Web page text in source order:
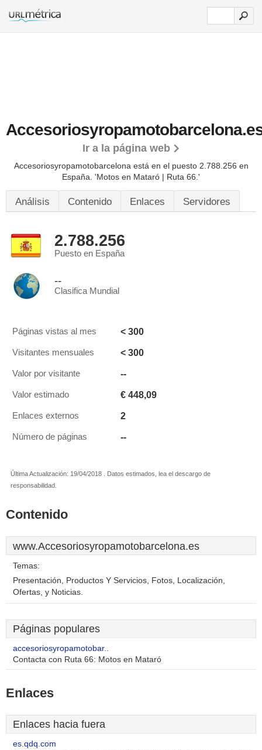
Ir a la página web
Accesoriosyropamotobarcelona está en el puesto 2.788.256 en
España. 'Motos en Mataró | Ruta 66.'
Análisis Contenido Enlaces Servidores
2.788.256
Puesto en España
--
Clasifica Mundial
Páginas vistas al mes < 300
Visitantes mensuales < 300
Valor por visitante --
Valor estimado € 448,09
Enlaces externos 2
Número de páginas --
Última Actualización: 19/04/2018 . Datos estimados, lea el descargo de
responsabilidad.
Contenido
www.Accesoriosyropamotobarcelona.es
Temas:
Presentación, Productos Y Servicios, Fotos, Localización,
Ofertas, y Noticias.
Páginas populares
accesoriosyropamotobar..
Contacta con Ruta 66: Motos en Mataró
Enlaces
Enlaces hacia fuera
es.qdq.com